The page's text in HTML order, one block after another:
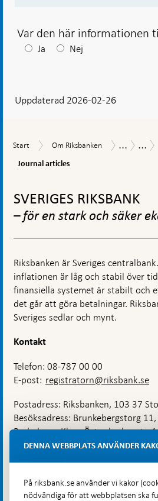
Var den här informationen
Efter
visas
Ja Nej
Uppdaterad 2026-02-26
Start
Start
Om
Om Riksbanken
Uppdrag
... ...
Journal articles
toppnavigation
SVERIGES RIKSBANK
– för en stark och säker
Riksbanken är Sveriges
inflationen är låg och stabil över
finansiella systemet är stabilt och
det går att göra betalningar.
Sveriges sedlar och mynt.
Kontakt
Telefon: 08-787 00 00
E-post: registratorn@riksbank.se
Postadress: Riksbanken, 103 37
Besöksadress: Brunkebergstorg
Budadress: Klara Östra kyrkogata
Lastplats 6
DENNA WEBBPLATS ANVÄNDER
På riksbank.se använder vi kakor
nödvändiga för att webbplatsen ska